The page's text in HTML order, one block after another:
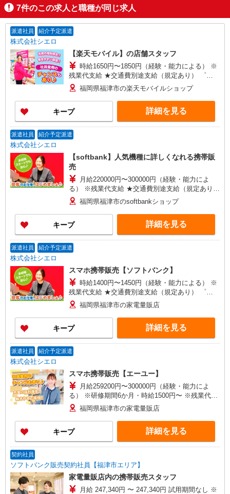
7件のこの求人と職種が同じ求人
派遣社員 紹介予定派遣
株式会社シエロ
【楽天モバイル】の店舗スタッフ
時給1650円〜1850円（経験・能力による） ※
残業代支給 ★交通費別途支給（規定あり） ゜
+゜・。○。・゜+゜・。○。・゜+゜ 入社祝い金10
万円支給(規定有) お友達を紹介頂くと, インセンテ
ィブ支給(規定有) ★月2回払い・週払い可能（規程
有）★ ゜・。○。・゜+゜・。○。・゜+゜
福岡県福津市の楽天モバイルショップ
キープ 詳細を見る
派遣社員 紹介予定派遣
株式会社シエロ
【softbank】人気機種に詳しくなれる携帯販
売
月給220000円〜300000円（経験・能力によ
る） ※残業代支給 ★交通費別途支給（規定あり）
゜+゜・。○。・゜+゜・。○。・゜+゜ 入社祝い金
10万円支給(規定有) お友達を紹介頂くと, インセン
ティブ支給(規定有) ゜・。○。・゜+゜・。
○。・゜+゜
福岡県福津市のsoftbankショップ
キープ 詳細を見る
派遣社員 紹介予定派遣
株式会社シエロ
スマホ携帯販売【ソフトバンク】
時給1400円〜1450円（経験・能力による） ※
残業代支給 ★交通費別途支給（規定あり） ゜
+゜・。○。・゜+゜・。○。・゜+゜ 入社祝い金10
万円支給(規定有) お友達を紹介頂くと, インセンテ
ィブ支給(規定有) ★月2回払い・週払い可能（規程
有）★ ゜・。○。・゜+゜・。○。・゜+゜
福岡県福津市の家電量販店
キープ 詳細を見る
派遣社員 紹介予定派遣
株式会社シエロ
スマホ携帯販売【エーユー】
月給259200円〜300000円（経験・能力によ
る） ※研修期間6か月・時給1500円〜 ※残業代支
給 ★交通費別途支給（規定あり） ゜+゜・。
○。・゜+゜・。○。・゜+゜ 入社祝い金10万円支
給(規定有) お友達を紹介頂くと, インセンティブ支
給(規定有) ゜・。○。・゜+゜・。○。・゜+゜
福岡県福津市の家電量販店
キープ 詳細を見る
契約社員
ソフトバンク販売契約社員【福津市エリア】
家電量販店内の携帯販売スタッフ
月給 247,340円 〜 247,340円 試用期間なし ※